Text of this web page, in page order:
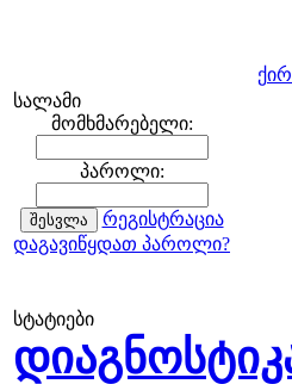
სალამი
მომხმარებელი:
პაროლი:
რეგისტრაცია
დაგავიწყდათ პაროლი?
სტატიები